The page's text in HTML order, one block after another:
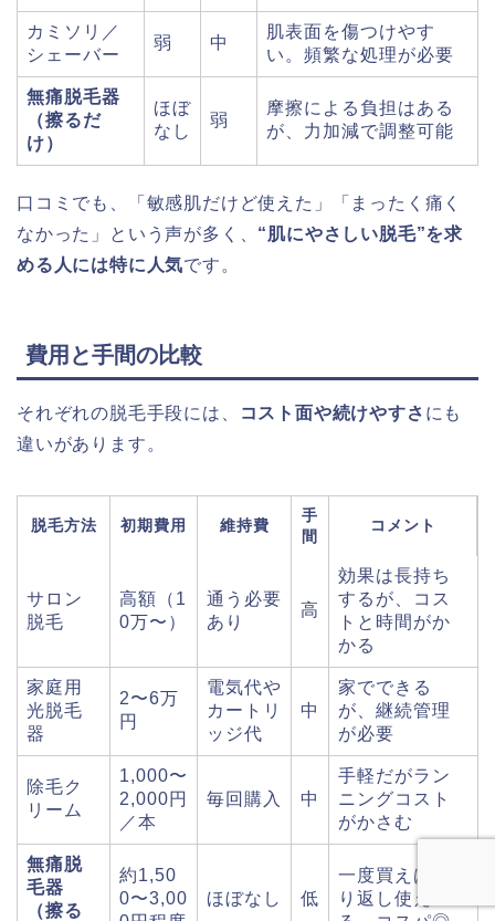
カミソリ／
シェーバー
弱 中
肌表面を傷つけやす
い。頻繁な処理が必要
無痛脱毛器
（擦るだ
け）
ほぼ
なし
弱
摩擦による負担はある
が、力加減で調整可能
口コミでも、「敏感肌だけど使えた」「まったく痛く
なかった」という声が多く、 “肌にやさしい脱毛”を求
める人には特に人気です。
費用と手間の比較
それぞれの脱毛手段には、 コスト面や続けやすさ にも
違いがあります。
脱毛方法 初期費用 維持費
手
間
コメント
サロン
脱毛
高額（1
0万〜）
通う必要
あり
高
効果は長持ち
するが、コス
トと時間がか
かる
家庭用
光脱毛
器
2〜6万
円
電気代や
カートリ
ッジ代
中
家でできる
が、継続管理
が必要
除毛ク
リーム
1,000〜
2,000円
／本
毎回購入 中
手軽だがラン
ニングコスト
がかさむ
無痛脱
毛器
（擦る
約1,50
0〜3,00
ほぼなし 低
一度買えば繰
り返し使え